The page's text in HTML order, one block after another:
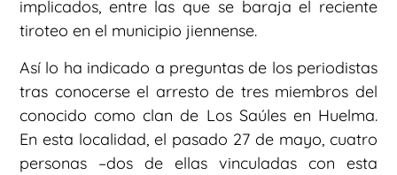
implicados, entre las que se baraja el reciente
tiroteo en el municipio jiennense.
Así lo ha indicado a preguntas de los periodistas
tras conocerse el arresto de tres miembros del
conocido como clan de Los Saúles en Huelma.
En esta localidad, el pasado 27 de mayo, cuatro
personas –dos de ellas vinculadas con esta